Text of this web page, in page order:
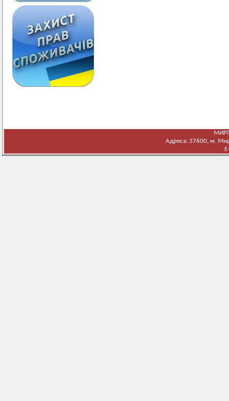
Адреса: 37600, м.